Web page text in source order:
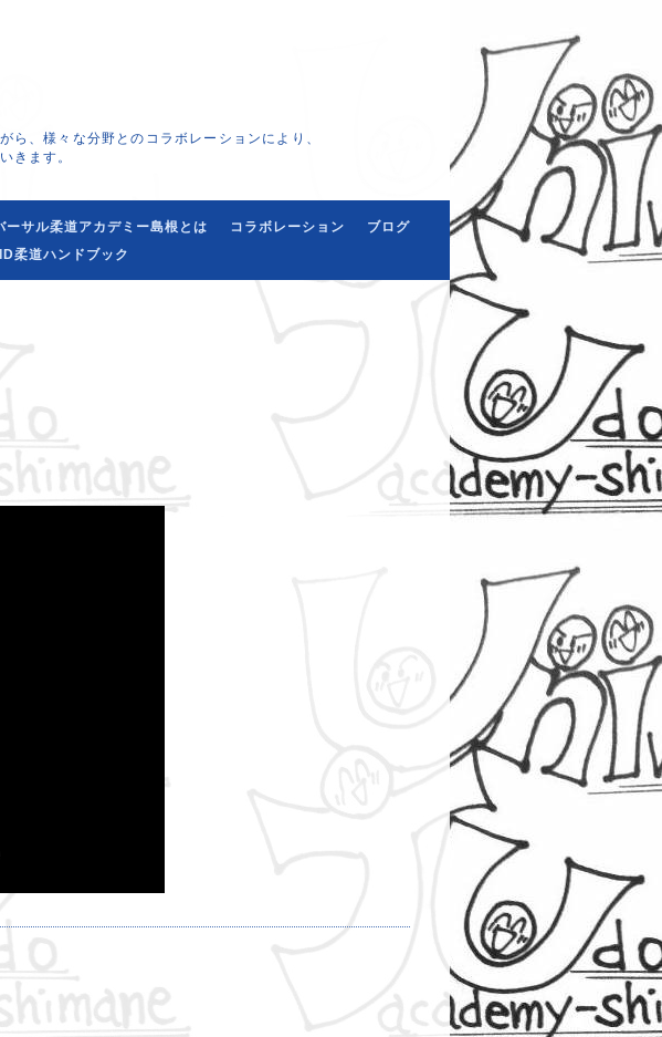
、様々な分野とのコラボレーションにより、
きます。
ーサル柔道アカデミー島根とは コラボレーション
ブログ
柔道ハンドブック